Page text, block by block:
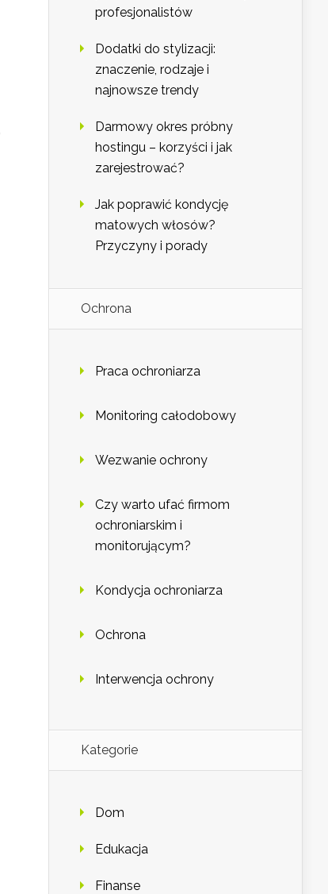
profesjonalistów
Dodatki do stylizacji:
znaczenie, rodzaje i
najnowsze trendy
Darmowy okres próbny
hostingu – korzyści i jak
zarejestrować?
Jak poprawić kondycję
matowych włosów?
Przyczyny i porady
Ochrona
Praca ochroniarza
Monitoring całodobowy
Wezwanie ochrony
Czy warto ufać firmom
ochroniarskim i
monitorującym?
Kondycja ochroniarza
Ochrona
Interwencja ochrony
Kategorie
Dom
Edukacja
Finanse